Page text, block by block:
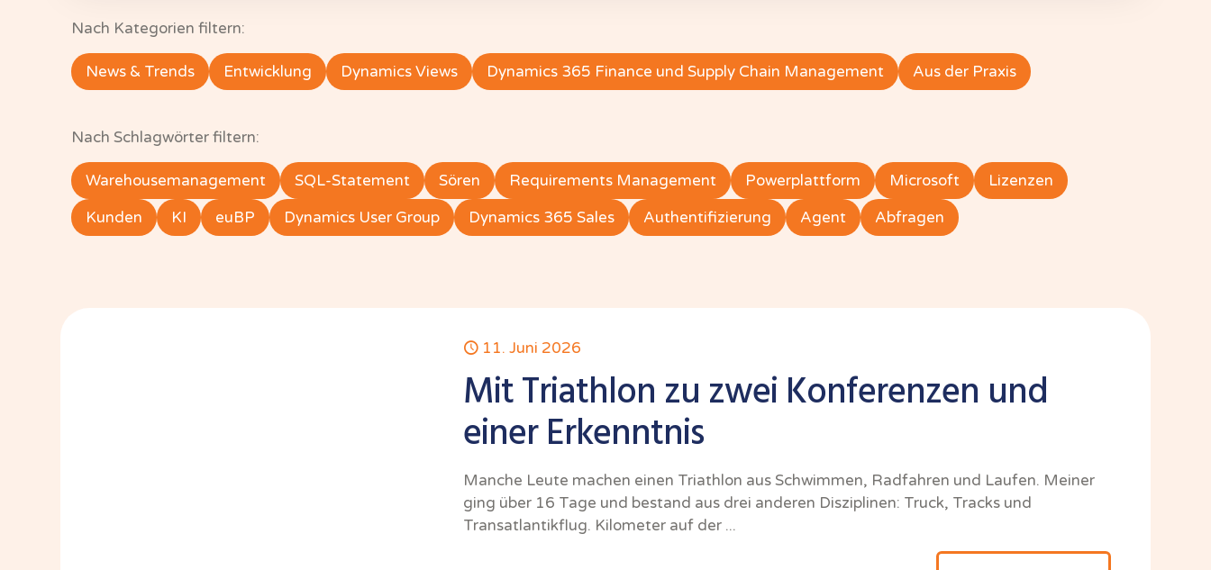
Nach Kategorien filtern:
News & Trends Entwicklung Dynamics Views Dynamics 365 Finance und Supply Chain Management Aus der Praxis
Nach Schlagwörter filtern:
Warehousemanagement SQL-Statement Sören Requirements Management Powerplattform Microsoft
Lizenzen
Kunden
KI euBP Dynamics User Group Dynamics 365 Sales Authentifizierung Agent Abfragen
11. Juni 2026
Mit Triathlon zu zwei Konferenzen und
einer Erkenntnis
Manche Leute machen einen Triathlon aus Schwimmen, Radfahren und Laufen. Meiner
ging über 16 Tage und bestand aus drei anderen Disziplinen: Truck, Tracks und
Transatlantikflug. Kilometer auf der ...